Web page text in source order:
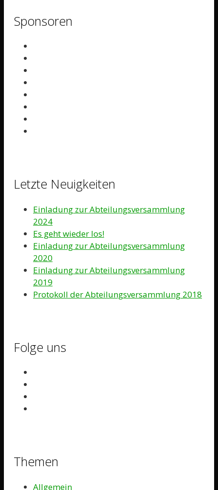
Sponsoren
Letzte Neuigkeiten
Einladung zur Abteilungsversammlung
2024
Es geht wieder los!
Einladung zur Abteilungsversammlung
2020
Einladung zur Abteilungsversammlung
2019
Protokoll der Abteilungsversammlung 2018
Folge uns
Themen
Allgemein